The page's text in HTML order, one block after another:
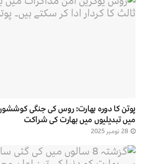
پوتن کا دورہ بھارت: روس کی جنگی
میں تبدیلیوں میں بھارت کی شراکت